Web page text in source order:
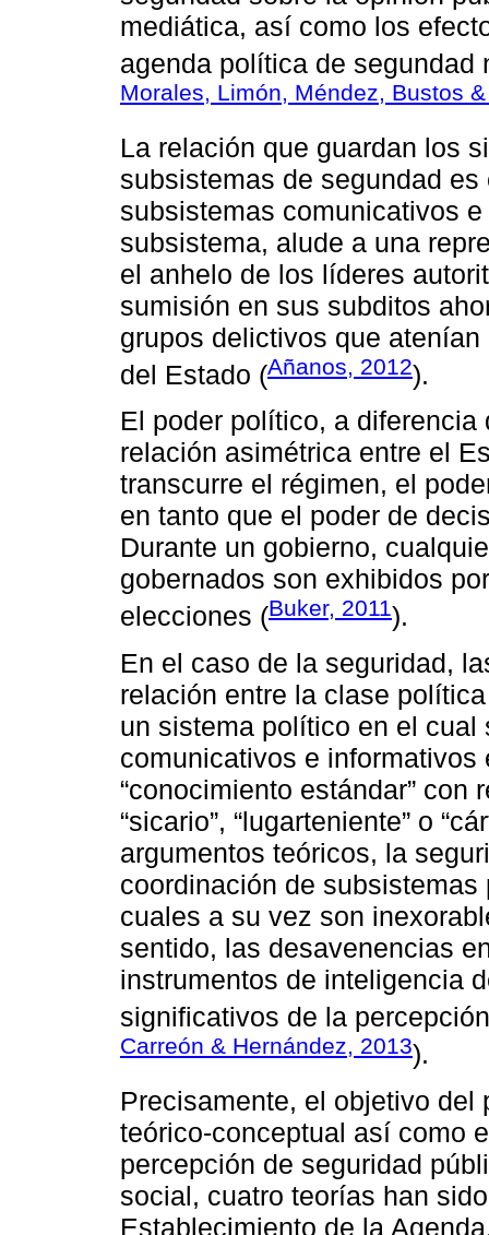
mediática, así como los
agenda política de segundad
Morales, Limón, Méndez, Bustos
La relación que guardan los
subsistemas de segundad
subsistemas comunicativos
subsistema, alude a una
el anhelo de los líderes
sumisión en sus subditos
grupos delictivos que
del Estado (Añanos, 2012).
El poder político, a
relación asimétrica entre el
transcurre el régimen, el
en tanto que el poder de
Durante un gobierno,
gobernados son exhibidos
elecciones (Buker, 2011).
En el caso de la seguridad,
relación entre la clase
un sistema político en el
comunicativos e
“conocimiento estándar”
“sicario”, “lugarteniente” o
argumentos teóricos, la
coordinación de
cuales a su vez son
sentido, las desavenencias
instrumentos de inteligencia
significativos de la
Carreón & Hernández, 2013).
Precisamente, el objetivo
teórico-conceptual así como
percepción de seguridad
social, cuatro teorías han
Establecimiento de la